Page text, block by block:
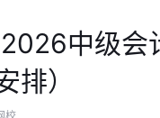
中级会
）